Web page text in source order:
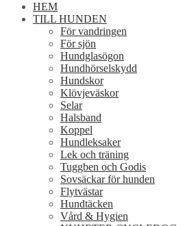
HEM
TILL HUNDEN
För vandringen
För sjön
Hundglasögon
Hundhörselskydd
Hundskor
Klövjeväskor
Selar
Halsband
Koppel
Hundleksaker
Lek och träning
Tuggben och Godis
Sovsäckar för hunden
Flytvästar
Hundtäcken
Vård & Hygien